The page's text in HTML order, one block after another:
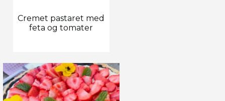
Cremet pastaret med
feta og tomater